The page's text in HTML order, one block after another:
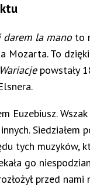
la mano to
Mozarta. To
Wariacje powstały
Euzebiusz.
Siedziałem
tych muzyków,
go
przed